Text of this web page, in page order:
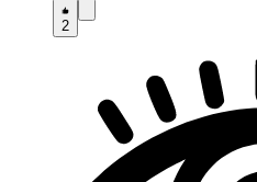
2